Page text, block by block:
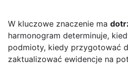
W kluczowe znaczenie ma
harmonogram determinuje,
podmioty, kiedy przygotować
zaktualizować ewidencje na